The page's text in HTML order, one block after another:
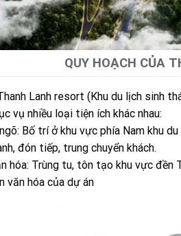
QUY HOẠCH CỦA
Lanh resort (Khu du lịch sinh
vụ nhiều loại tiện ích khác nhau:
Bố trí ở khu vực phía Nam khu
đón tiếp, trung chuyển khách.
hóa: Trùng tu, tôn tạo khu vực đền
văn hóa của dự án